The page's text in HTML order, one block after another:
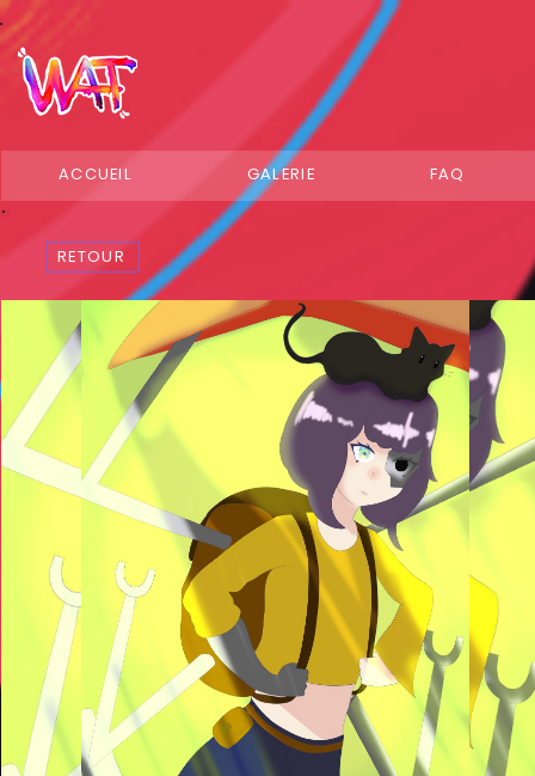
ACCUEIL GALERIE FAQ
RETOUR